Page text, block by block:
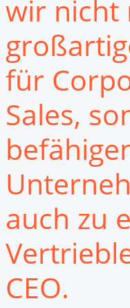
wir nicht
für
Sales,
auch zu
CEO.